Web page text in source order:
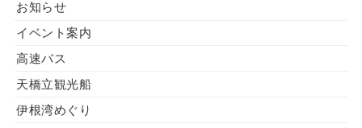
お知らせ
イベント案内
高速バス
天橋立観光船
伊根湾めぐり